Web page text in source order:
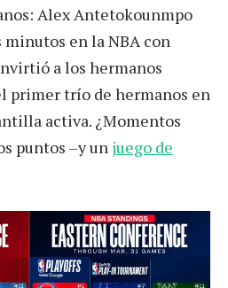
Alex Antetokounmpo
en la NBA con
a los hermanos
primer trío de hermanos en
activa. ¿Momentos
puntos –y un juego de